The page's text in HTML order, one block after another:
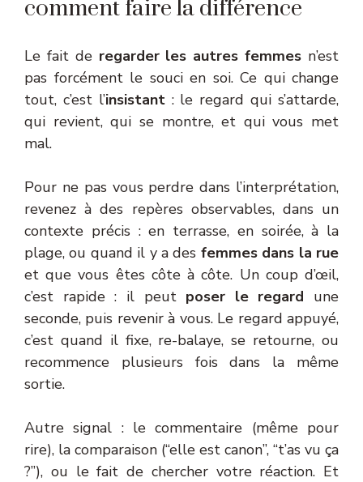
comment faire la différence
Le fait de regarder les autres femmes n’est
pas forcément le souci en soi. Ce qui change
tout, c’est l’insistant: le regard qui s’attarde,
qui revient, qui se montre, et qui vous met
mal.
Pour ne pas vous perdre dans l’interprétation,
revenez à des repères observables, dans un
contexte précis : en terrasse, en soirée, à la
plage, ou quand il y a des femmes dans la rue
et que vous êtes côte à côte. Un coup d’œil,
c’est rapide : il peut poser le regard une
seconde, puis revenir à vous. Le regard appuyé,
c’est quand il fixe, re-balaye, se retourne, ou
recommence plusieurs fois dans la même
sortie.
Autre signal : le commentaire (même pour
rire), la comparaison (“elle est canon”, “t’as vu ça
?”), ou le fait de chercher votre réaction. Et